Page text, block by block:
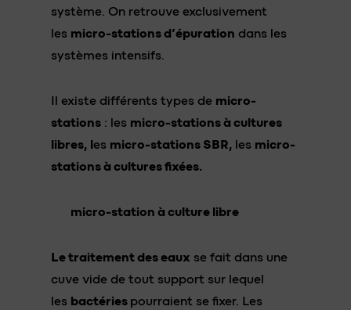
système. On retrouve exclusivement
les micro-stations d’épuration dans les
systèmes intensifs.
Il existe différents types de micro-
stations : les micro-stations à cultures
libres, les micro-stations SBR, les micro-
stations à cultures fixées.
micro-station à culture libre
Le traitement des eaux se fait dans une
cuve vide de tout support sur lequel
les bactéries pourraient se fixer. Les